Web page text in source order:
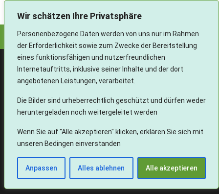
Wir schätzen Ihre Privatsphäre
Personenbezogene Daten werden von uns nur im Rahmen
der Erforderlichkeit sowie zum Zwecke der Bereitstellung
eines funktionsfähigen und nutzerfreundlichen
Internetauftritts, inklusive seiner Inhalte und der dort
angebotenen Leistungen, verarbeitet.
Die Bilder sind urheberrechtlich geschützt und dürfen weder
heruntergeladen noch weitergeleitet werden
Wenn Sie auf "Alle akzeptieren" klicken, erklären Sie sich mit
unseren Bedingen einverstanden
Anpassen Alles ablehnen Alle akzeptieren
Landesverband Aphasie und Schlaganfall Baden-Württemberg e.V.
Nachruf Gunther Lacroix
Wir trauern um unseren Ehrenvorsitzenden Gunther Lacroix.
Lieber Gunther, wir werden unseren Weg auch in Deinem Sinne weitergehen.